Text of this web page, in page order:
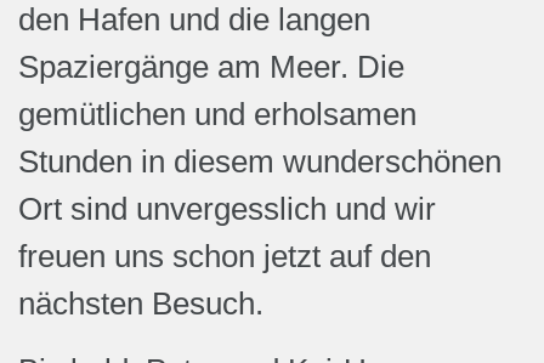
den Hafen und die langen
Spaziergänge am Meer. Die
gemütlichen und erholsamen
Stunden in diesem wunderschönen
Ort sind unvergesslich und wir
freuen uns schon jetzt auf den
nächsten Besuch.